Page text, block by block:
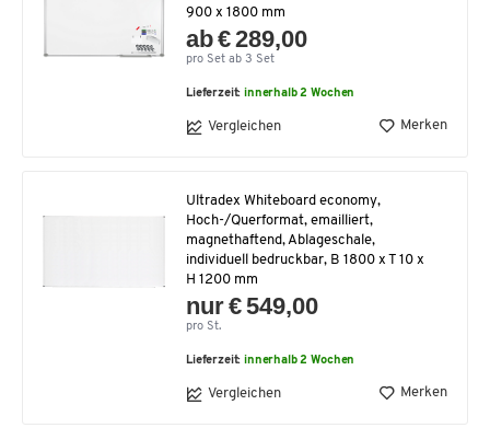
900 x 1800 mm
ab € 289,00
pro Set ab 3 Set
Lieferzeit:innerhalb 2 Wochen
Vergleichen Merken
Ultradex Whiteboard economy,
Hoch-/Querformat, emailliert,
magnethaftend, Ablageschale,
individuell bedruckbar, B 1800 x T 10 x
H 1200 mm
nur € 549,00
pro St.
Lieferzeit:innerhalb 2 Wochen
Vergleichen Merken